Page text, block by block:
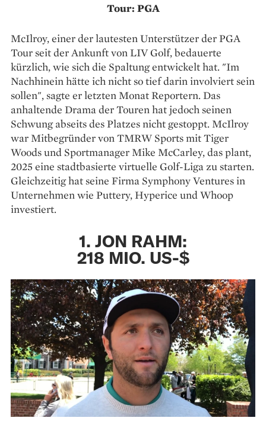
Tour: PGA
McIlroy, einer der lautesten Unterstützer der PGA
Tour seit der Ankunft von LIV Golf, bedauerte
kürzlich, wie sich die Spaltung entwickelt hat. "Im
Nachhinein hätte ich nicht so tief darin involviert sein
sollen", sagte er letzten Monat Reportern. Das
anhaltende Drama der Touren hat jedoch seinen
Schwung abseits des Platzes nicht gestoppt. McIlroy
war Mitbegründer von TMRW Sports mit Tiger
Woods und Sportmanager Mike McCarley, das plant,
2025 eine stadtbasierte virtuelle Golf-Liga zu starten.
Gleichzeitig hat seine Firma Symphony Ventures in
Unternehmen wie Puttery, Hyperice und Whoop
investiert.
1. JON RAHM:
218 MIO. US-$